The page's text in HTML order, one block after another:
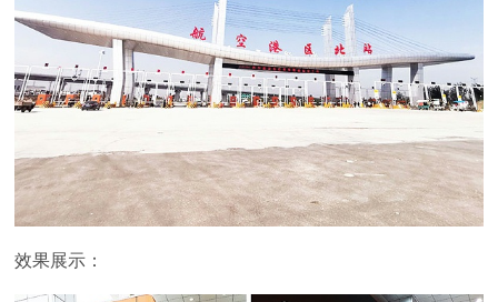
效果展示：